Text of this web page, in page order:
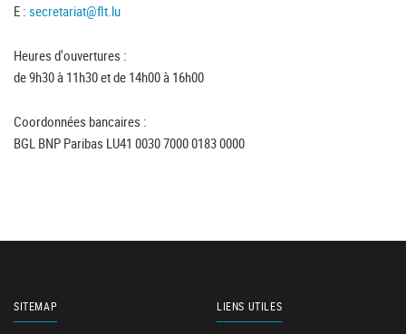
E : secretariat@flt.lu
Heures d'ouvertures :
de 9h30 à 11h30 et de 14h00 à 16h00
Coordonnées bancaires :
BGL BNP Paribas LU41 0030 7000 0183 0000
SITEMAP LIENS UTILES